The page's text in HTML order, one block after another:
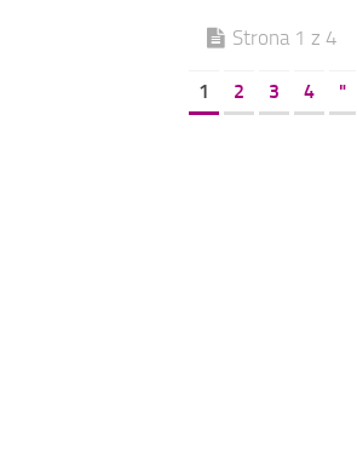
Strona 1 z 4
1 2 3 4 "